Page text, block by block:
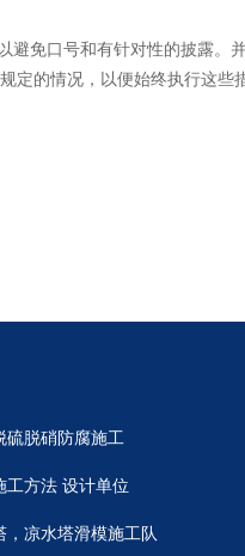
免口号和有针对性的披露。
定的情况，以便始终执行这些
硫脱硝防腐施工
工方法 设计单位
，凉水塔滑模施工队